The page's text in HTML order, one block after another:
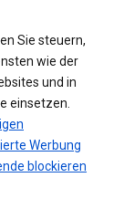
Sie steuern,
wie der
und in
einsetzen.
Werbung
blockieren